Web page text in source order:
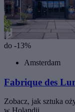
do -13%
Amsterdam
Fabrique des
Zobacz, jak sztuka